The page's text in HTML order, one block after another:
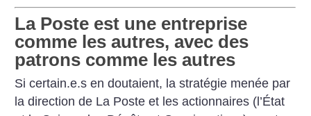
La Poste est une entreprise
comme les autres, avec des
patrons comme les autres
Si certain.e.s en doutaient, la stratégie menée par
la direction de La Poste et les actionnaires (l’État